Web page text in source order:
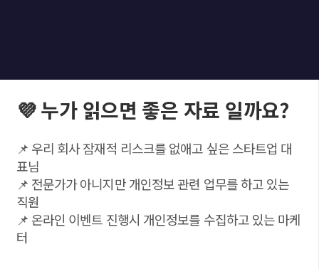
💜 누가 읽으면 좋은 자료 일까요?
📌 우리 회사 잠재적 리스크를 없애고 싶은 스타트업 대
표님
📌 전문가가 아니지만 개인정보 관련 업무를 하고 있는
직원
📌 온라인 이벤트 진행시 개인정보를 수집하고 있는 마케
터